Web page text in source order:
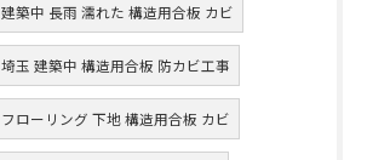
建築中 長雨 濡れた 構造用合板 カビ
埼玉 建築中 構造用合板 防カビ工事
フローリング 下地 構造用合板 カビ